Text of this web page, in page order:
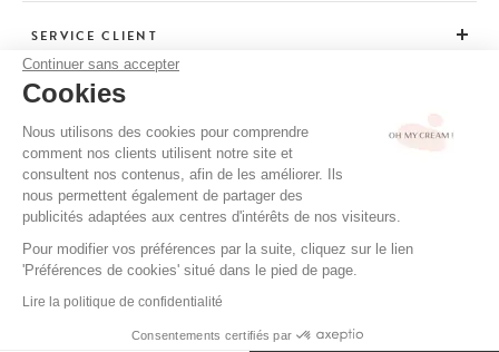
Continuer sans accepter
Cookies
Nous utilisons des cookies pour comprendre
comment nos clients utilisent notre site et
consultent nos contenus, afin de les améliorer. Ils
nous permettent également de partager des
publicités adaptées aux centres d'intérêts de nos visiteurs.
Pour modifier vos préférences par la suite, cliquez sur le lien
'Préférences de cookies' situé dans le pied de page.
Lire la politique de confidentialité
Consentements certifiés par
SERVICE CLIENT
CONSEILS
CGV / CGU
MENTIONS LÉGALES
POLITIQUE DE CONFIDENTIALITÉ
CRÉDITS